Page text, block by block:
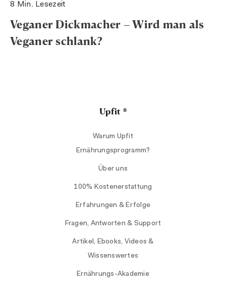
Veganer Dickmacher – Wird man als
Veganer schlank?
8 Min. Lesezeit
Upfit ®
Warum Upfit
Ernährungsprogramm?
Über uns
100% Kostenerstattung
Erfahrungen & Erfolge
Fragen, Antworten & Support
Artikel, Ebooks, Videos &
Wissenswertes
Ernährungs-Akademie